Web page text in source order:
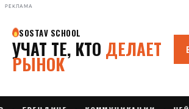
РЕКЛАМА